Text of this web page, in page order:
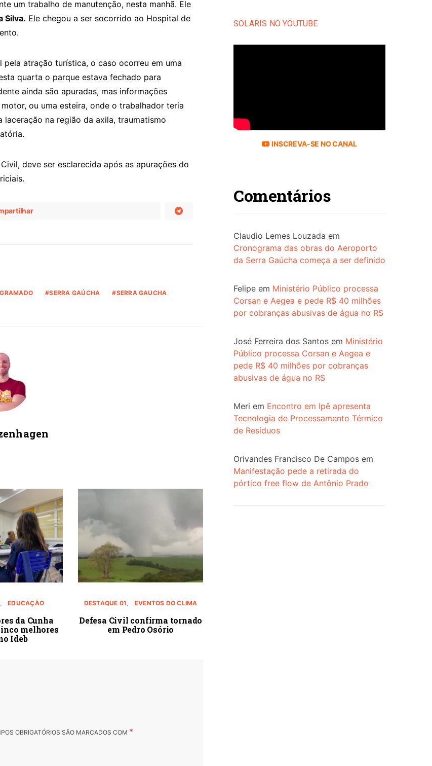
um trabalho de manutenção, nesta manhã. Ele
Silva. Ele chegou a ser socorrido ao Hospital de
pela atração turística, o caso ocorreu em uma
quarta o parque estava fechado para
ainda são apuradas, mas informações
ou uma esteira, onde o trabalhador teria
na região da axila, traumatismo
deve ser esclarecida após as apurações do
GRAMADO SERRA GAÚCHA SERRA GAUCHA
EDUCAÇÃO
da Cunha
melhores
Ideb
DESTAQUE 01 EVENTOS DO CLIMA
Defesa Civil confirma tornado
em Pedro Osório
OBRIGATÓRIOS SÃO MARCADOS COM *
SOLARIS NO YOUTUBE
INSCREVA-SE NO CANAL
Comentários
Claudio Lemes Louzada em
Cronograma das obras do Aeroporto
da Serra Gaúcha começa a ser definido
Felipe em Ministério Público processa
Corsan e Aegea e pede R$ 40 milhões
por cobranças abusivas de água no RS
José Ferreira dos Santos em Ministério
Público processa Corsan e Aegea e
pede R$ 40 milhões por cobranças
abusivas de água no RS
Meri em Encontro em Ipê apresenta
Tecnologia de Processamento Térmico
de Resíduos
Orivandes Francisco De Campos em
Manifestação pede a retirada do
pórtico free flow de Antônio Prado